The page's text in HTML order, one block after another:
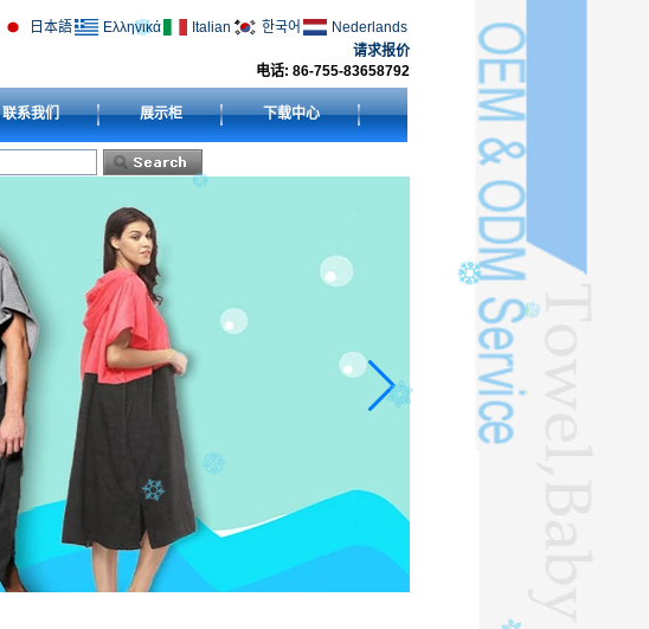
电话: 86-755-83658792
请求报价
日本語 Ελληνικά Italian 한국어 Nederlands
联系我们 展示柜 下载中心